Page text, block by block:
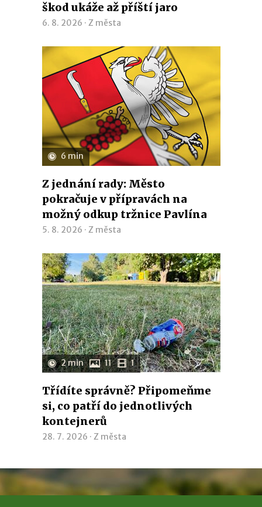
škod ukáže až příští jaro
6. 8. 2026 · Z města
6 min
Z jednání rady: Město
pokračuje v přípravách na
možný odkup tržnice Pavlína
5. 8. 2026 · Z města
2 min 11 1
Třídíte správně? Připomeňme
si, co patří do jednotlivých
kontejnerů
28. 7. 2026 · Z města